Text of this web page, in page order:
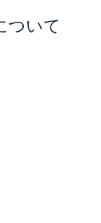
ついて